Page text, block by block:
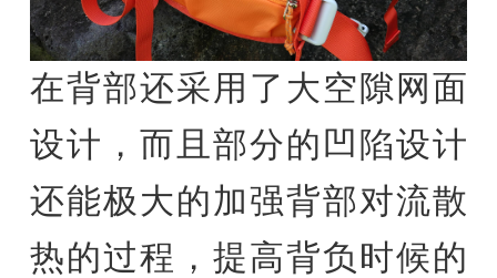
在背部还采用了大空隙网面
设计，而且部分的凹陷设计
还能极大的加强背部对流散
热的过程，提高背负时候的